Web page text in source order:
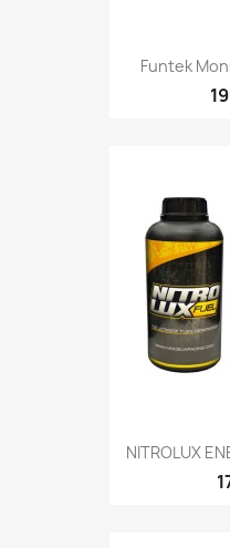
Funtek
NITROLUX